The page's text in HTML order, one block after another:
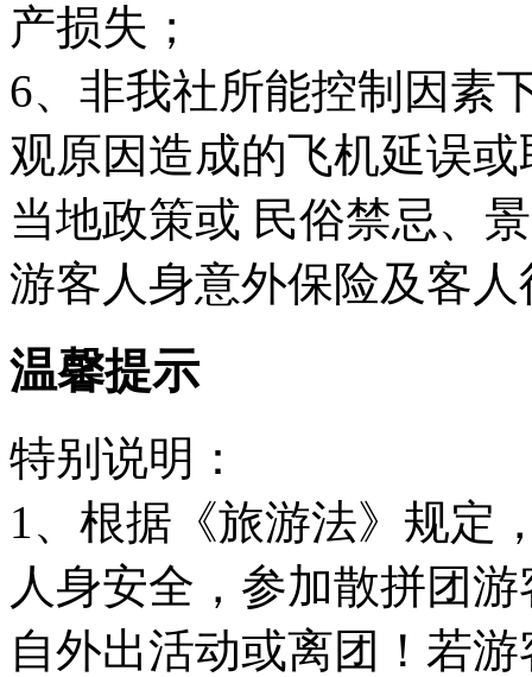
产损失；
6、非我社所能控制因素
观原因造成的飞机延误
当地政策或 民俗禁忌、
游客人身意外保险及客
温馨提示
特别说明：
1、根据《旅游法》规定
人身安全，参加散拼团
自外出活动或离团！若